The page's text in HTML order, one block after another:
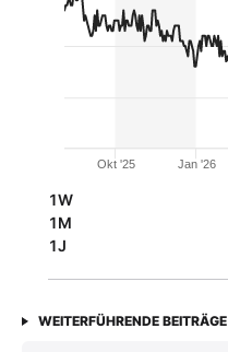
Okt '25 Jan '26
1W
1M
1J
WEITERFÜHRENDE BEITRÄGE